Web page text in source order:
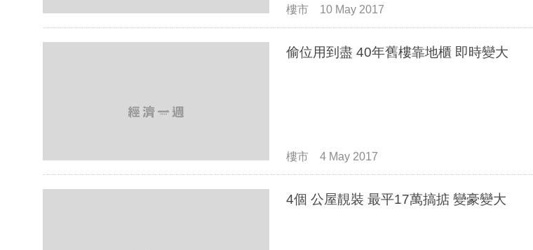
樓市 10 May 2017
偷位用到盡 40年舊樓靠地櫃 即時變大
樓市 4 May 2017
4個 公屋靚裝 最平17萬搞掂 變豪變大